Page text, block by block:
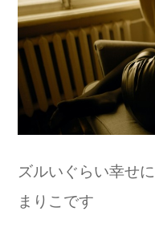
ズルいぐらい幸せ
まりこです